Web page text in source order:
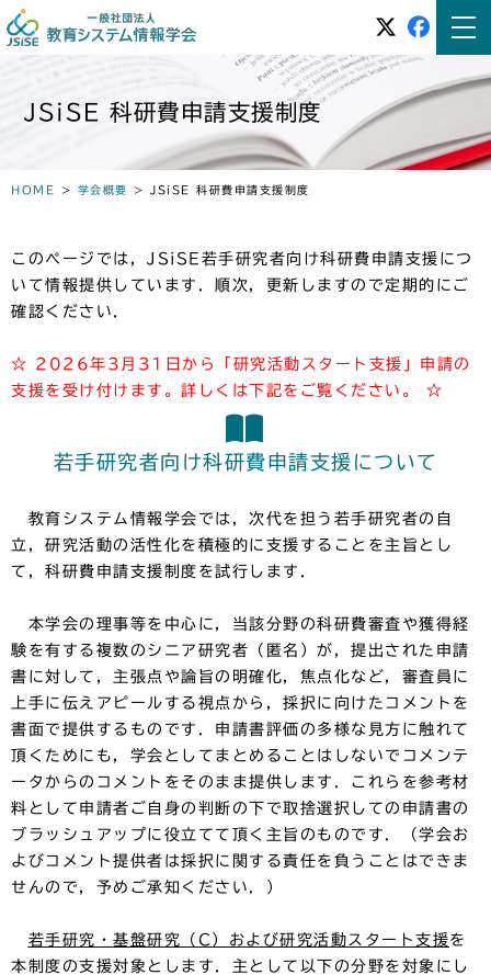
JSiSE 科研費申請支援制度
HOME > 学会概要 > JSiSE 科研費申請支援制度
このページでは，JSiSE若手研究者向け科研費申請支援につ
いて情報提供しています．順次，更新しますので定期的にご
確認ください．
☆ 2026年3月31日から「研究活動スタート支援」申請の
支援を受け付けます。詳しくは下記をご覧ください。 ☆
若手研究者向け科研費申請支援について
教育システム情報学会では，次代を担う若手研究者の自
立，研究活動の活性化を積極的に支援することを主旨とし
て，科研費申請支援制度を試行します．
本学会の理事等を中心に，当該分野の科研費審査や獲得経
験を有する複数のシニア研究者（匿名）が，提出された申請
書に対して，主張点や論旨の明確化，焦点化など，審査員に
上手に伝えアピールする視点から，採択に向けたコメントを
書面で提供するものです．申請書評価の多様な見方に触れて
頂くためにも，学会としてまとめることはしないでコメンテ
ータからのコメントをそのまま提供します．これらを参考材
料として申請者ご自身の判断の下で取捨選択しての申請書の
ブラッシュアップに役立てて頂く主旨のものです．（学会お
よびコメント提供者は採択に関する責任を負うことはできま
せんので，予めご承知ください．）
若手研究・基盤研究（C）および研究活動スタート支援を
本制度の支援対象とします．主として以下の分野を対象にし